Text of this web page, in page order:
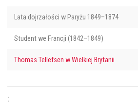
Lata dojrzałości w Paryżu 1849–1874
Student we Francji (1842–1849)
Thomas Tellefsen w Wielkiej Brytanii
: